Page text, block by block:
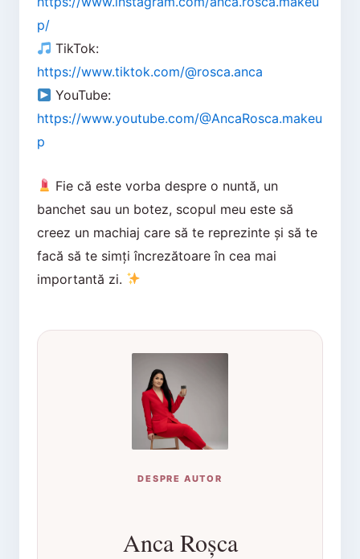
p/
TikTok:
https://www.tiktok.com/@rosca.anca
YouTube:
https://www.youtube.com/@AncaRosca.makeu
p
Fie că este vorba despre o nuntă, un
banchet sau un botez, scopul meu este să
creez un machiaj care să te reprezinte și să te
facă să te simți încrezătoare în cea mai
importantă zi.
DESPRE AUTOR
Anca Roșca